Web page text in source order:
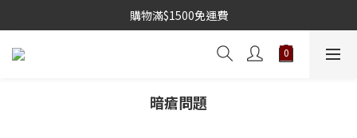
購物滿$1500免運費
暗瘡問題